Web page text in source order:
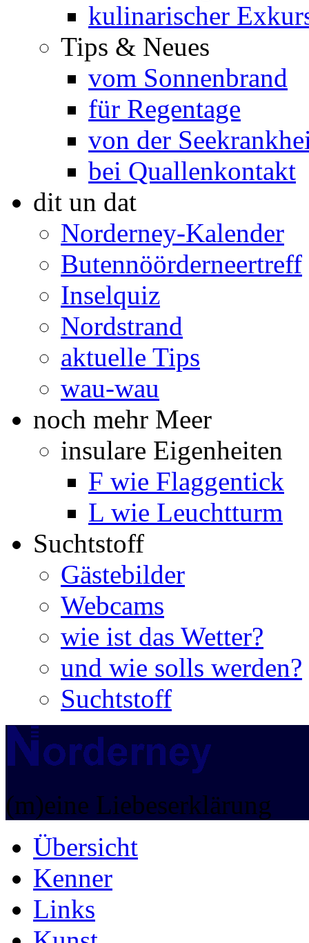
kulinarischer
Tips & Neues
vom Sonnenbrand
für Regentage
von der
bei Quallenkontakt
dit un dat
Norderney-Kalender
Butennöörderneertreff
Inselquiz
Nordstrand
aktuelle Tips
wau-wau
noch mehr Meer
insulare Eigenheiten
F wie Flaggentick
L wie Leuchtturm
Suchtstoff
Gästebilder
Webcams
wie ist das Wetter?
und wie solls werden?
Suchtstoff
(m)eine Liebeserklärung
Übersicht
Kenner
Links